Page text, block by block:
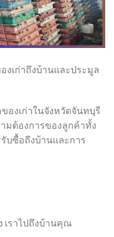
เก่าถึงบ้านและประมูล
องเก่าในจังหวัดจันทบุรี
มต้องการของลูกค้าทั้ง
บซื้อถึงบ้านและการ
เราไปถึงบ้านคุณ